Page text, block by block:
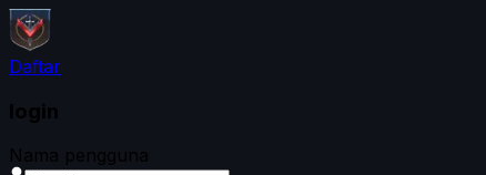
Daftar
login
Nama pengguna